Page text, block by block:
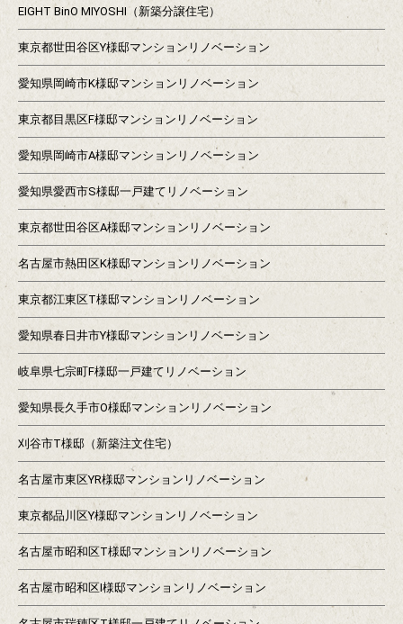
EIGHT BinO MIYOSHI（新築分譲住宅）
東京都世田谷区Y様邸マンションリノベーション
愛知県岡崎市K様邸マンションリノベーション
東京都目黒区F様邸マンションリノベーション
愛知県岡崎市A様邸マンションリノベーション
愛知県愛西市S様邸一戸建てリノベーション
東京都世田谷区A様邸マンションリノベーション
名古屋市熱田区K様邸マンションリノベーション
東京都江東区T様邸マンションリノベーション
愛知県春日井市Y様邸マンションリノベーション
岐阜県七宗町F様邸一戸建てリノベーション
愛知県長久手市O様邸マンションリノベーション
刈谷市T様邸（新築注文住宅）
名古屋市東区YR様邸マンションリノベーション
東京都品川区Y様邸マンションリノベーション
名古屋市昭和区T様邸マンションリノベーション
名古屋市昭和区I様邸マンションリノベーション